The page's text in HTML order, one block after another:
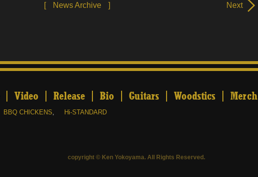
[ News Archive ] Next
Video Release Bio Guitars Woodstics Merch
BBQ CHICKENS Hi-STANDARD
copyright © Ken Yokoyama. All Rights Reserved.